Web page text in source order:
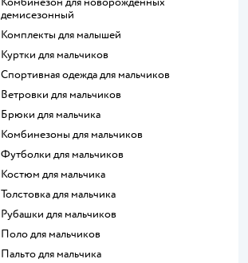
демисезонный
Комплекты для малышей
Куртки для мальчиков
Спортивная одежда для мальчиков
Ветровки для мальчиков
Брюки для мальчика
Комбинезоны для мальчиков
Футболки для мальчиков
Костюм для мальчика
Толстовка для мальчика
Рубашки для мальчиков
Поло для мальчиков
Пальто для мальчика